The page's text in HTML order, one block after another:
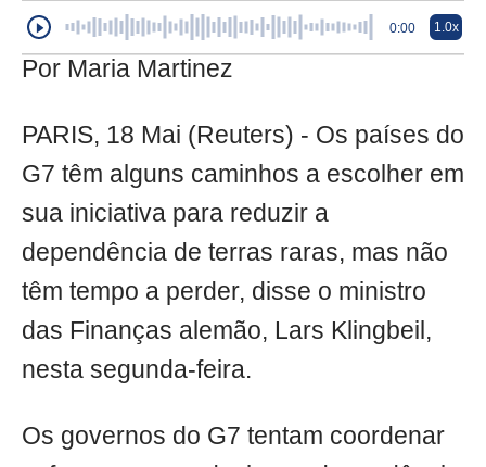
0:00 1.0x
Por Maria Martinez
PARIS, 18 Mai (Reuters) - Os países do
G7 têm alguns caminhos a escolher em
sua iniciativa para reduzir a
dependência de terras raras, mas não
têm tempo a perder, disse o ministro
das Finanças alemão, Lars Klingbeil,
nesta segunda-feira.
Os governos do G7 tentam coordenar